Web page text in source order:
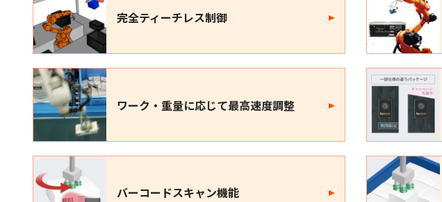
完全ティーチレス制御
ワーク・重量に応じて最高速度調整
バーコードスキャン機能